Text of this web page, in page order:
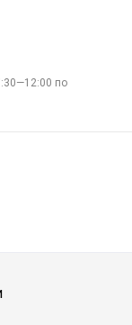
по